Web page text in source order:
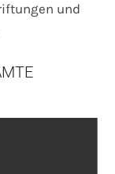
und